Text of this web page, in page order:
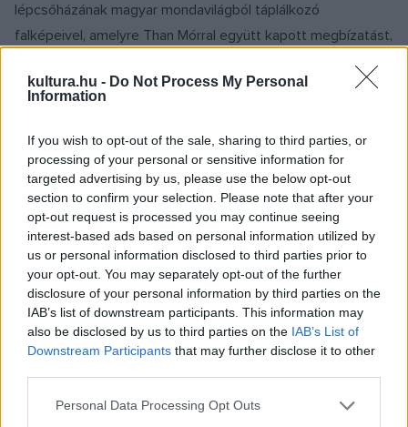
kultura.hu - Do Not Process My Personal
Information
If you wish to opt-out of the sale, sharing to third parties, or
processing of your personal or sensitive information for
targeted advertising by us, please use the below opt-out
section to confirm your selection. Please note that after your
opt-out request is processed you may continue seeing
interest-based ads based on personal information utilized by
us or personal information disclosed to third parties prior to
your opt-out. You may separately opt-out of the further
disclosure of your personal information by third parties on the
IAB’s list of downstream participants. This information may
also be disclosed by us to third parties on the IAB’s List of
Downstream Participants that may further disclose it to other
Please note that this website/app uses one or more Google
Personal Data Processing Opt Outs
lépcsőházának magyar mondavilágból táplálkozó
falképeivel, amelyre Than Mórral együtt kapott megbízatást,
megrendelésekkel. 1873-ban a Vigadó étterme 28
Nemzeti Múzeum lépcsőházának freskóit készítette el.
Ezeknél még Rahl hatása érződik, alakjai nagyok,
nehézkesek, színei sötétek.
Lotz igazi egyénisége az Egyetemi Könyvtár falfestményein
(1875–76) kezdett el kibontakozni. A Markó utcai Berzsenyi
Gimnázium, a Nemzeti Múzeum szomszédságában álló
Ádám-palota, az Andrássy úti Régi Műcsarnok és Erdődy-
villa festményein színei fokról fokra felderülnek,
templomban, az Andrássy úti Terézvárosi Kaszinóban